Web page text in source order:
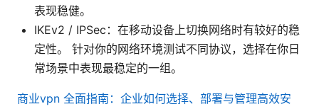
表现稳健。
IKEv2 / IPSec：在移动设备上切换网络时有较好的稳
定性。 针对你的网络环境测试不同协议，选择在你日
常场景中表现最稳定的一组。
商业vpn 全面指南：企业如何选择、部署与管理高效安